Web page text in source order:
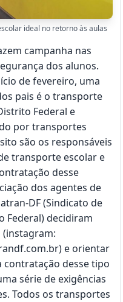
ideal no retorno às aulas
campanha nas
dos alunos.
de fevereiro, uma
pais é o transporte
Federal e
por transportes
são os responsáveis
transporte escolar e
desse
dos agentes de
DF (Sindicato de
Federal) decidiram
e orientar
contratação desse tipo
série de exigências
Todos os transportes